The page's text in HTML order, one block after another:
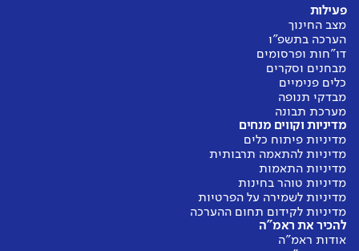
פעילות
מצב החינוך
הערכה בתשפ"ו
דו"חות ופרסומים
מבחנים וסקרים
כלים פנימיים
מבדקי תנופה
מערכת תבונה
מדיניות וקווים מנחים
מדיניות פיתוח כלים
מדיניות להתאמה תרבותית
מדיניות התאמות
מדיניות טוהר בחינות
מדיניות לשמירה על הפרטיות
מדיניות לקידום תחום ההערכה
להכיר את ראמ"ה
אודות ראמ"ה